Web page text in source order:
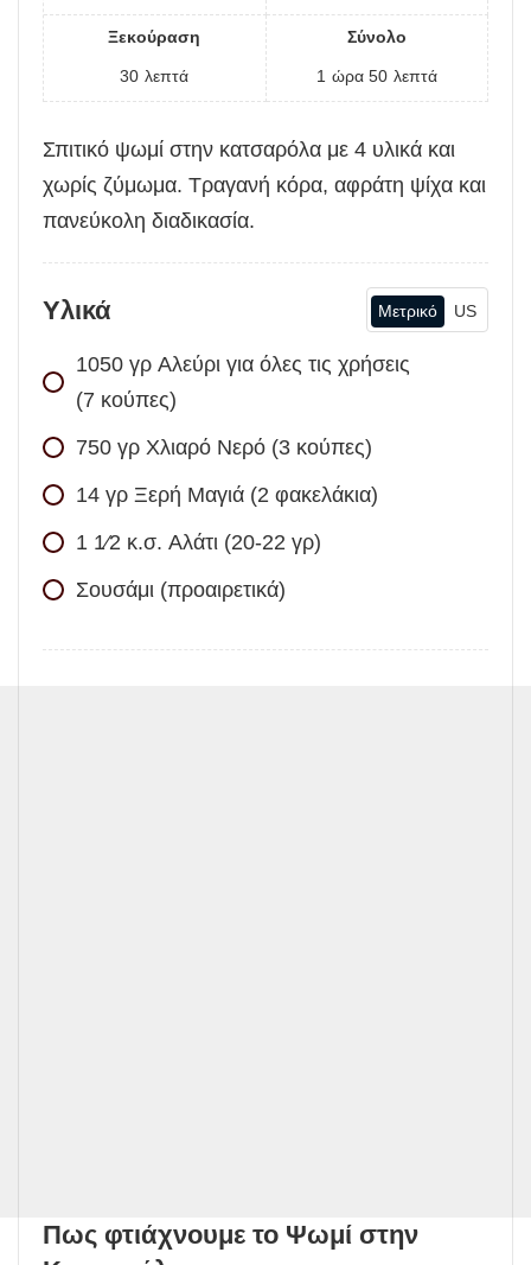
Ξεκούραση
30 λεπτά
Σύνολο
1 ώρα 50 λεπτά
Σπιτικό ψωμί στην κατσαρόλα με 4 υλικά και
χωρίς ζύμωμα. Τραγανή κόρα, αφράτη ψίχα και
πανεύκολη διαδικασία.
Υλικά Μετρικό US
1050 γρ Αλεύρι για όλες τις χρήσεις
(7 κούπες)
750 γρ Χλιαρό Νερό (3 κούπες)
14 γρ Ξερή Μαγιά (2 φακελάκια)
1 1⁄2 κ.σ. Αλάτι (20-22 γρ)
Σουσάμι (προαιρετικά)
Πως φτιάχνουμε το Ψωμί στην